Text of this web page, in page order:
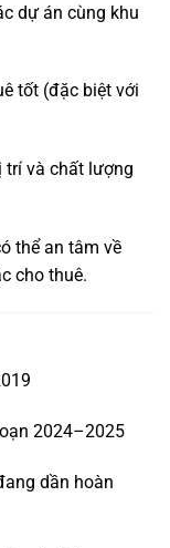
dự án cùng khu
tốt (đặc biệt với
trí và chất lượng
thể an tâm về
cho thuê.
2024–2025
dần hoàn